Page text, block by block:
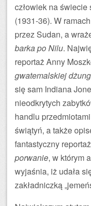
człowiek na świecie
(1931-36). W
przez Sudan, a
barka po Nilu.
reportaż Anny
gwatemalskiej
się sam Indiana
nieodkrytych
handlu
świątyń, a także
fantastyczny
porwanie, w którym
wyjaśnia, iż udała
zakładniczką